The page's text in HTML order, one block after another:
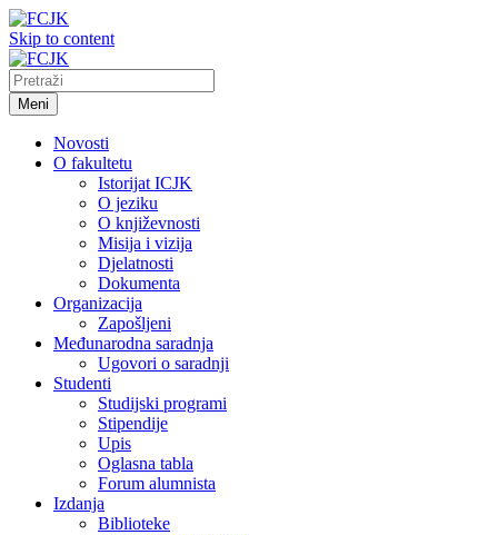
Skip to content
Meni
Novosti
O fakultetu
Istorijat ICJK
O jeziku
O književnosti
Misija i vizija
Djelatnosti
Dokumenta
Organizacija
Zapošljeni
Međunarodna saradnja
Ugovori o saradnji
Studenti
Studijski programi
Stipendije
Upis
Oglasna tabla
Forum alumnista
Izdanja
Biblioteke